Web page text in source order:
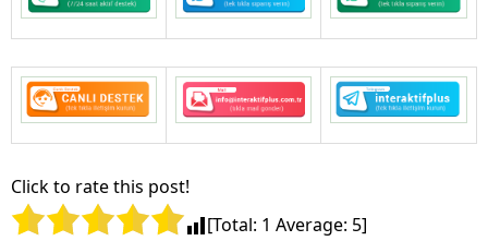
Click to rate this post!
[Total: 1 Average: 5]